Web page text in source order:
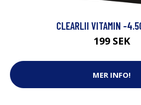
CLEARLII VITAMIN -
199 SEK
MER INFO!